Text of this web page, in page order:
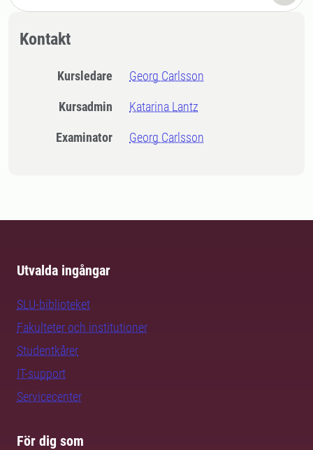
Kontakt
Kursledare Georg Carlsson
Kursadmin Katarina Lantz
Examinator Georg Carlsson
Utvalda ingångar
SLU-biblioteket
Fakulteter och institutioner
Studentkårer
IT-support
Servicecenter
För dig som